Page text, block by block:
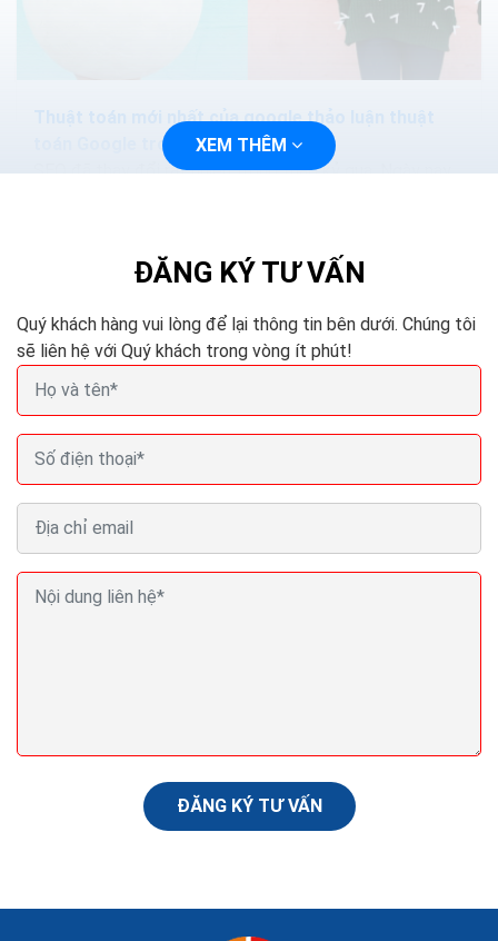
Thuật toán mới nhất của google thảo luận thuật
toán Google trong seo
SEO đã thay đổi rất nhiều trong thập kỷ qua. Ngày nay,
XEM THÊM
ĐĂNG KÝ TƯ VẤN
Quý khách hàng vui lòng để lại thông tin bên dưới. Chúng tôi
sẽ liên hệ với Quý khách trong vòng ít phút!
ĐĂNG KÝ TƯ VẤN